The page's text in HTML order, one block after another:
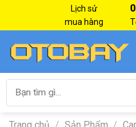
Lịch sử
mua hàng
Tìm